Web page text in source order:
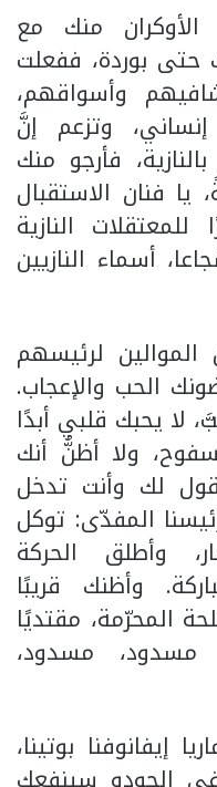
منك مع
حتى بوردة، ففعلت
وأسواقهم،
وتزعم إنَّ
فأرجو منك
يا فنان الاستقبال
النازية
أسماء النازيين
لرئيسهم
الحب والإعجاب.
لا يحبك قلبي أبدًا
ولا أظنُّ أنك
لك وأنت تدخل
المفدّى: توكل
وأطلق الحركة
وأظنك قريبًا
المحرّمة، مقتديًا
مسدود، مسدود،
إيفانوفنا بوتينا،